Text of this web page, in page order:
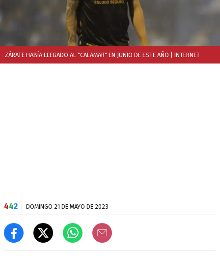
ZÁRATE HABÍA LLEGADO AL "CALAMAR" EN JUNIO DE ESTE AÑO | INTERNET
442 DOMINGO 21 DE MAYO DE 2023